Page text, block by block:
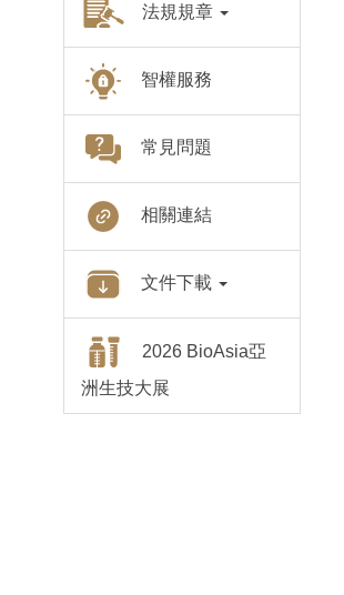
法規規章
智權服務
常見問題
相關連結
文件下載
2026 BioAsia亞
洲生技大展